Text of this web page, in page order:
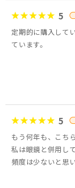
5
定期的に購入して
ています。
5
もう何年も、こち
私は眼鏡と併用し
頻度は少ないと思